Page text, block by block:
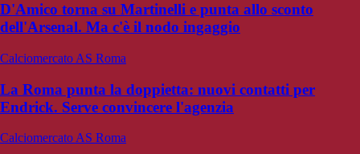
D'Amico torna su Martinelli e punta allo sconto
dell'Arsenal. Ma c'è il nodo ingaggio
Calciomercato AS Roma
La Roma punta la doppietta: nuovi contatti per
Endrick. Serve convincere l'agenzia
Calciomercato AS Roma